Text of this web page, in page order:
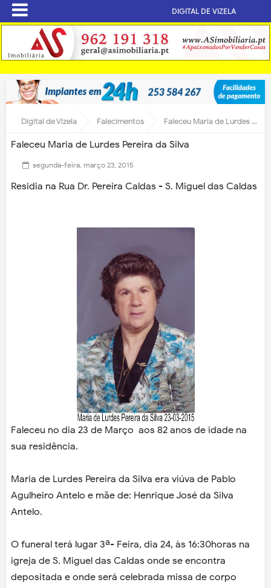
DIGITAL DE VIZELA
Digital de Vizela Falecimentos Faleceu Maria de Lurdes Pereira da Silva
Faleceu Maria de Lurdes Pereira da Silva
segunda-feira, março 23, 2015
Residia na Rua Dr. Pereira Caldas - S. Miguel das Caldas
Faleceu no dia 23 de Março aos 82 anos de idade na
sua residência.
Maria de Lurdes Pereira da Silva era viúva de Pablo
Agulheiro Antelo e mãe de: Henrique José da Silva
Antelo.
O funeral terá lugar 3ª- Feira, dia 24, às 16:30horas na
igreja de S. Miguel das Caldas onde se encontra
depositada e onde será celebrada missa de corpo